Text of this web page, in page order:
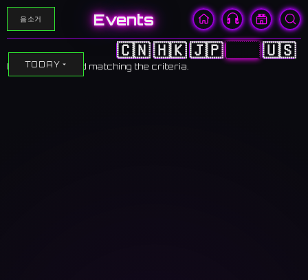
음소거 Events
🇨🇳🇭🇰🇯🇵🇰🇷 🇺🇸
TODAY
No events found matching the criteria.